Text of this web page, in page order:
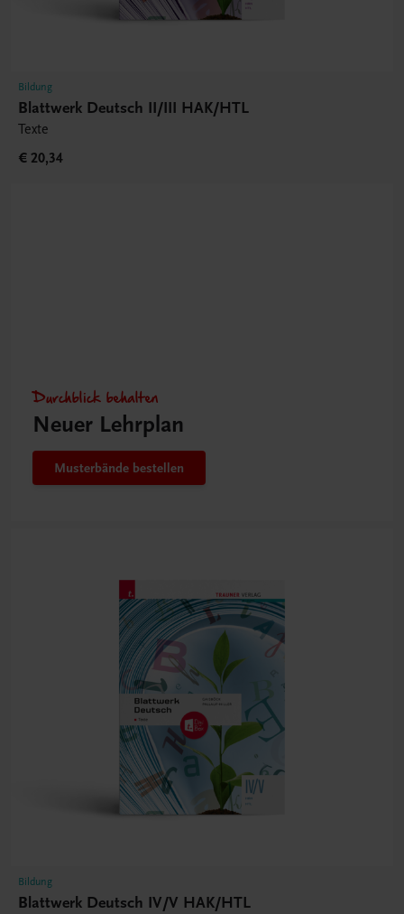
Bildung
Blattwerk Deutsch II/III HAK/HTL
Texte
€ 20,34
Durchblick behalten
Neuer Lehrplan
Musterbände bestellen
Bildung
Blattwerk Deutsch IV/V HAK/HTL